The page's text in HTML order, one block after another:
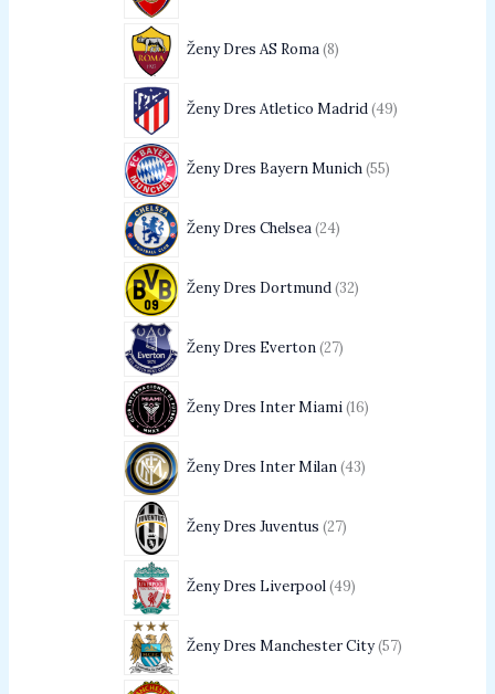
Ženy Dres AS Roma 8
Ženy Dres Atletico Madrid 49
Ženy Dres Bayern Munich 55
Ženy Dres Chelsea 24
Ženy Dres Dortmund 32
Ženy Dres Everton 27
Ženy Dres Inter Miami 16
Ženy Dres Inter Milan 43
Ženy Dres Juventus 27
Ženy Dres Liverpool 49
Ženy Dres Manchester City 57